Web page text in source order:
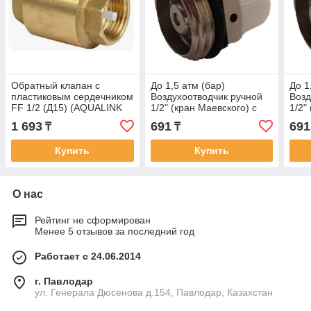
Обратный клапан с
пластиковым сердечником
FF 1/2 (Д15) (AQUALINK
1 693 ₸
Купить
До 1,5 атм (бар)
Воздухоотводчик ручной
1/2" (кран Маевского) с
пластиковой ручкой
(AQUALINK АК
691₸
Купить
До
1/2"
691
О нас
Рейтинг не сформирован
Менее 5 отзывов за последний год
Работает с 24.06.2014
г. Павлодар
ул. Генерала Дюсенова д.154, Павлодар, Казахстан